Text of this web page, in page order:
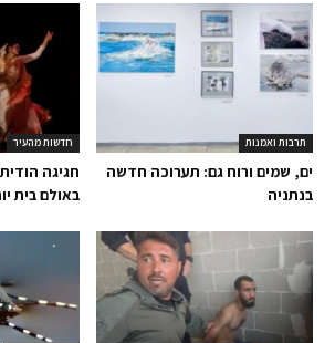
חדשות מהעיר
חגיגה
באולם בית
תרבות ואמנות
ים, שמים ורוח גם: תערוכה חדשה
בנתניה